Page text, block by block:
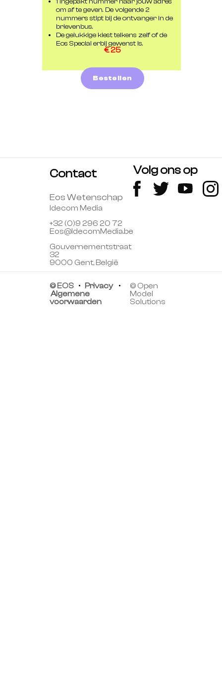
om af te geven. De volgende 2
nummers stipt bij de ontvanger in de
brievenbus.
De gelukkige kiest telkens zelf of de
Eos Special erbij gewenst is.
€ 25
Bestellen
Contact
Eos Wetenschap
Idecom Media
+32 (0)9 296 20 72
Eos@IdecomMedia.be
Gouvernementstraat
32
9000 Gent, België
Volg ons op
© EOS • Privacy
•
Algemene
voorwaarden
© Open
Model
Solutions